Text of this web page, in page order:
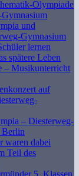
Olympiade
und
Gymnasium
lernen
spätere Leben
– Musikunterricht
auf
– Diesterweg-
Berlin
waren dabei
Teil des